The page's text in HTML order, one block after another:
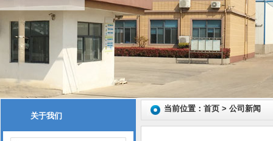
关于我们
当前位置：首页 > 公司新闻